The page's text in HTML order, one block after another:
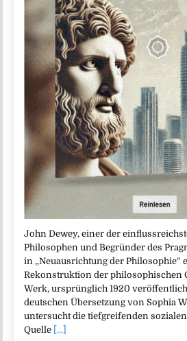
John Dewey, einer der
Philosophen und Begründer des
in „Neuausrichtung der Philosophie“
Rekonstruktion der philosophischen
Werk, ursprünglich 1920
deutschen Übersetzung von Sophia
untersucht die tiefgreifenden
Quelle [...]